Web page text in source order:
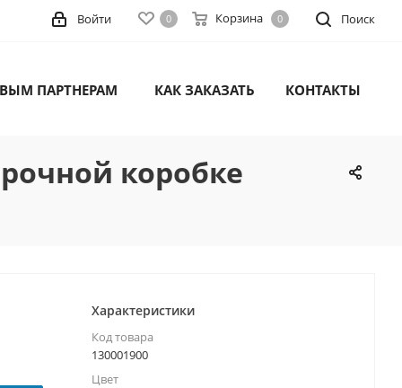
Поиск
0 Корзина 0
Войти
ПАРТНЕРАМ КАК ЗАКАЗАТЬ КОНТАКТЫ
коробке
Характеристики
Код товара
130001900
Цвет